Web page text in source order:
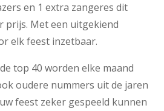
en 1 extra zangeres dit
prijs. Met een uitgekiend
elk feest inzetbaar.
top 40 worden elke maand
oudere nummers uit de jaren
uw feest zeker gespeeld kunnen